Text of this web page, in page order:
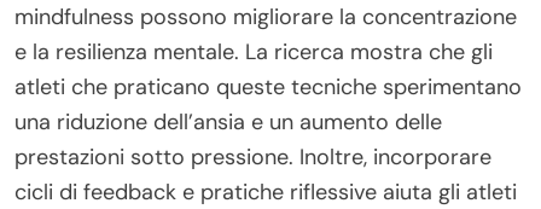
mindfulness possono migliorare la concentrazione
e la resilienza mentale. La ricerca mostra che gli
atleti che praticano queste tecniche sperimentano
una riduzione dell’ansia e un aumento delle
prestazioni sotto pressione. Inoltre, incorporare
cicli di feedback e pratiche riflessive aiuta gli atleti